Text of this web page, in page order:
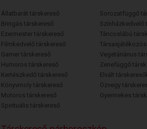
Állatbarát társkereső
Bringás társkereső
Ezermester társkereső
Filmkedvelő társkereső
Gamer társkereső
Humoros társkereső
Kertészkedő társkereső
Könyvmoly társkereső
Motoros társkereső
Spirituális társkereső
Sorozatfüggő
Színházkedvelő
Táncoslábú
Vegetáriánus
Zenefüggő
Elvált
Özvegy
Gyermekes